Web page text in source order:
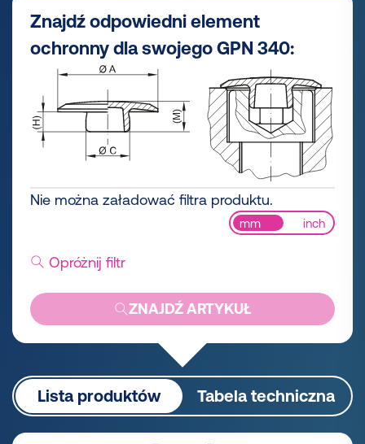
Znajdź odpowiedni element
ochronny dla swojego GPN 340:
Nie można załadować filtra produktu.
mm inch
Opróżnij filtr
ZNAJDŹ ARTYKUŁ
Lista produktów Tabela techniczna